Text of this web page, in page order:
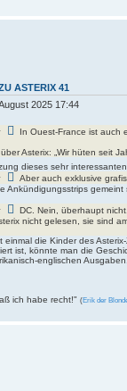
ASTERIX 41
2025 17:44
In Ouest-France ist auch
Asterix: „Wir hüten seit
dieses sehr interessanten
Aber auch exklusive
Ankündigungsstrips
DC. Nein, überhaupt
nicht gelesen, sie sind
einmal die Kinder des
ist, könnte man die
englischen Ausgaben.
ich habe recht!" (Erik der